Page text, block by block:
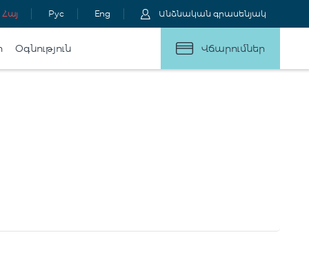
Հայ Рус Eng Անձնական գրասենյակ
Օգնություն Վճարումներ